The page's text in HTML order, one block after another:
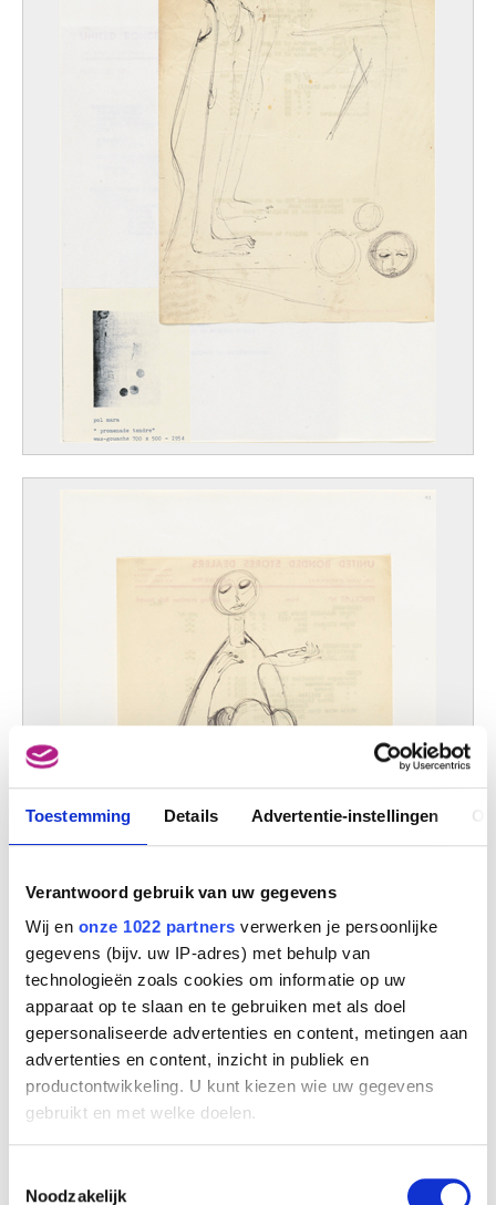
Toestemming Details Advertentie-instellingen
Verantwoord gebruik van uw gegevens
Wij en onze 1022 partners verwerken je persoonlijke
gegevens (bijv. uw IP-adres) met behulp van
technologieën zoals cookies om informatie op uw
apparaat op te slaan en te gebruiken met als doel
gepersonaliseerde advertenties en content, metingen aan
advertenties en content, inzicht in publiek en
productontwikkeling. U kunt kiezen wie uw gegevens
gebruikt en met welke doelen.
Informatie verzamelen over uw geografische
Noodzakelijk